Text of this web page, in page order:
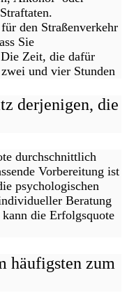
den Straßenverkehr
Sie
Zeit, die dafür
und vier Stunden
derjenigen, die
durchschnittlich
Vorbereitung ist
psychologischen
Beratung
die Erfolgsquote
häufigsten zum